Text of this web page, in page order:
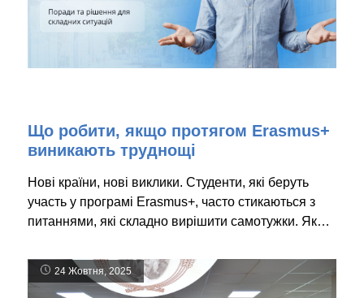
Що робити, якщо протягом Erasmus+
виникають труднощі
Нові країни, нові виклики. Студенти, які беруть
участь у програмі Erasmus+, часто стикаються з
питаннями, які складно вирішити самотужки. Як…
24 Жовтня, 2025